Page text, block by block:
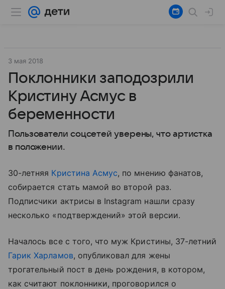
3 мая 2018
Поклонники заподозрили
Кристину Асмус в
беременности
Пользователи соцсетей уверены, что артистка
в положении.
30-летняя Кристина Асмус, по мнению фанатов,
собирается стать мамой во второй раз.
Подписчики актрисы в Instagram нашли сразу
несколько «подтверждений» этой версии.
Началось все с того, что муж Кристины, 37-летний
Гарик Харламов, опубликовал для жены
трогательный пост в день рождения, в котором,
как считают поклонники, проговорился о